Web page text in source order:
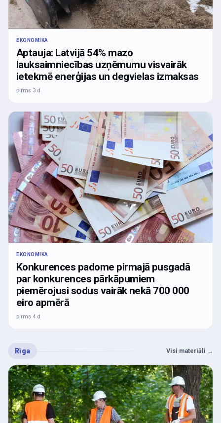
EKONOMIKA
Aptauja: Latvijā 54% mazo
lauksaimniecības uzņēmumu visvairāk
ietekmē enerģijas un degvielas izmaksas
pirms 3 d
EKONOMIKA
Konkurences padome pirmajā pusgadā
par konkurences pārkāpumiem
piemērojusi sodus vairāk nekā 700 000
eiro apmērā
pirms 4 d
Rīga Visi materiāli →